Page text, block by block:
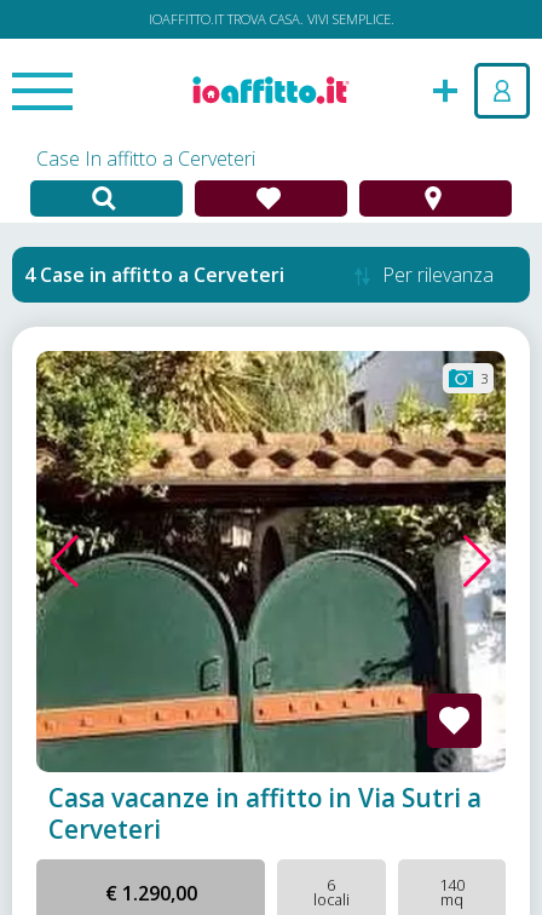
IOAFFITTO.IT TROVA CASA. VIVI SEMPLICE.
Case In affitto a Cerveteri
Case in affitto a Cerveteri Per rilevanza
3
Casa vacanze in affitto in Via Sutri a
Cerveteri
€ 1.290,00 6
locali
140
mq